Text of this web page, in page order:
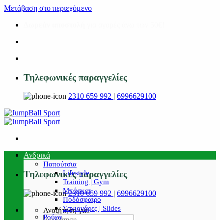
Μετάβαση στο περιεχόμενο
Τηλεφωνικές παραγγελίες
2310 659 992 | 6996629100
Τηλεφωνικές παραγγελίες
2310 659 992 | 6996629100
Αναζήτηση για:
Ανδρικά
Παπούτσια
Lifestyle
Training | Gym
Μπάσκετ
Ποδόσφαιρο
Σαγιονάρες | Slides
Ρούχα